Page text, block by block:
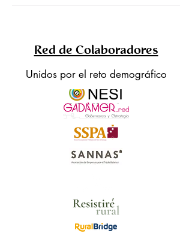
Red de Colaboradores
Unidos por el reto demográfico